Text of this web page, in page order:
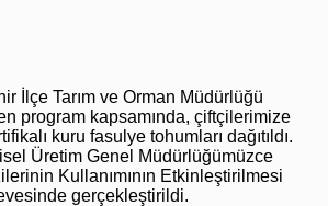
İlçe Tarım ve Orman Müdürlüğü
program kapsamında, çiftçilerimize
kuru fasulye tohumları dağıtıldı.
Üretim Genel Müdürlüğümüzce
Kullanımının Etkinleştirilmesi
gerçekleştirildi.